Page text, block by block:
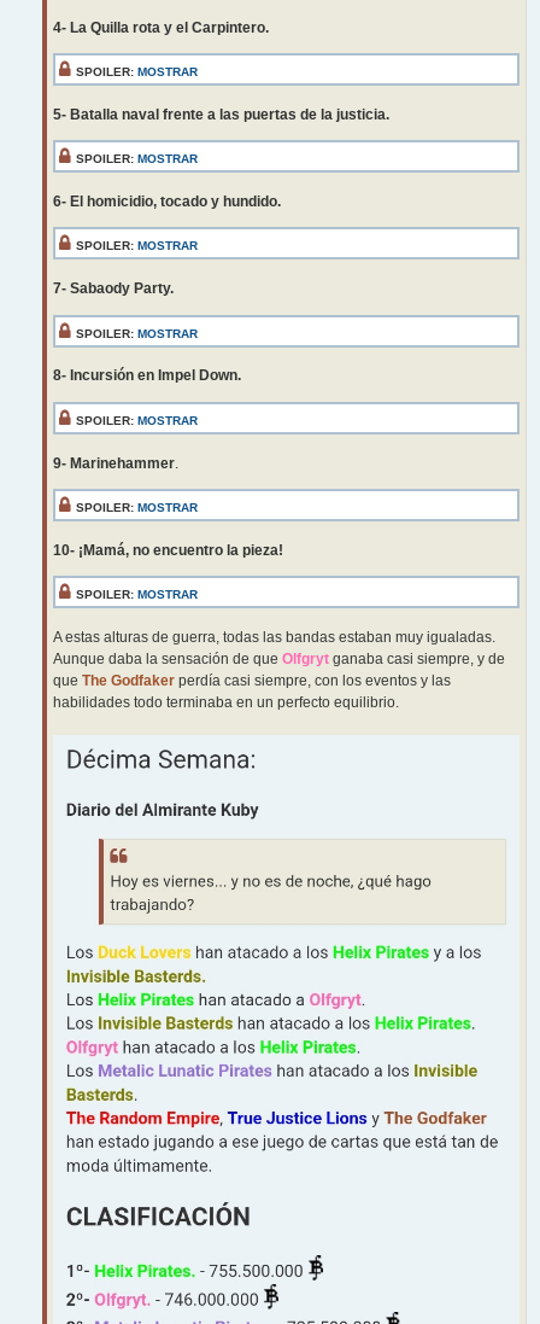
4- La Quilla rota y el Carpintero.
SPOILER: MOSTRAR
5- Batalla naval frente a las puertas de la justicia.
SPOILER: MOSTRAR
6- El homicidio, tocado y hundido.
SPOILER: MOSTRAR
7- Sabaody Party.
SPOILER: MOSTRAR
8- Incursión en Impel Down.
SPOILER: MOSTRAR
9- Marinehammer
SPOILER: MOSTRAR
10- ¡Mamá, no encuentro la pieza!
SPOILER: MOSTRAR
A estas alturas de guerra, todas las bandas estaban muy igualadas.
Aunque daba la sensación de que Olfgryt ganaba casi siempre, y de
que The Godfaker perdía casi siempre, con los eventos y las
habilidades todo terminaba en un perfecto equilibrio.